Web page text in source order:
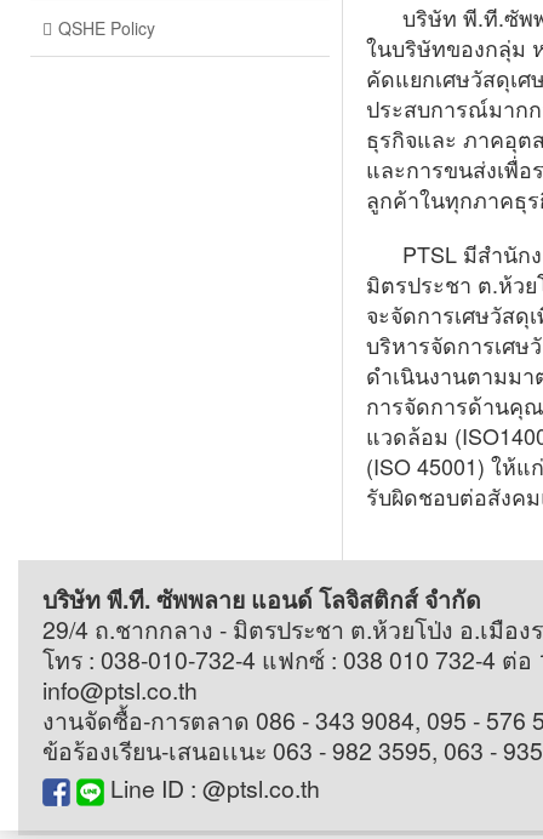
QSHE Policy
บริษัท พี.ที.ซัพ
ในบริษัทของกลุ่ม
คัดแยกเศษวัสดุเศ
ประสบการณ์มาก
ธุรกิจและ ภาคอุต
และการขนส่งเพื่
ลูกค้าในทุกภาคธุ
PTSL มีสำนัก
มิตรประชา ต.ห้วย
จะจัดการเศษวัสดุ
บริหารจัดการเศษ
ดำเนินงานตามมา
การจัดการด้านคุ
แวดล้อม
(ISO 45001) ให้
รับผิดชอบต่อสังค
บริษัท พี.ที. ซัพพลาย แอนด์ โลจิสติกส์ จำกัด
29/4 ถ.ชากกลาง - มิตรประชา ต.ห้วยโป่ง อ.เมือง
โทร : 038-010-732-4 แฟกซ์ : 038 010 732-4 ต่อ
info@ptsl.co.th
งานจัดซื้อ-การตลาด 086 - 343 9084, 095 - 576
ข้อร้องเรียน-เสนอเเนะ 063 - 982 3595, 063 -
Line ID : @ptsl.co.th